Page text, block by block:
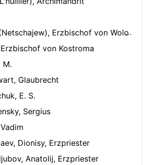
Erzbischof von Wolokolamsk und Jurjew
von Kostroma
M.
Glaubrecht
E. S.
Sergius
Dionisy, Erzpriester
Anatolij, Erzpriester